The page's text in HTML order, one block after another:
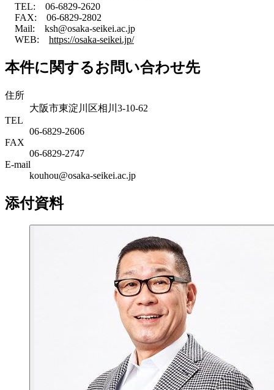
TEL: 06-6829-2620
FAX: 06-6829-2802
Mail: ksh@osaka-seikei.ac.jp
WEB: https://osaka-seikei.jp/
本件に関するお問い合わせ先
住所
大阪市東淀川区相川3-10-62
TEL
06-6829-2606
FAX
06-6829-2747
E-mail
kouhou@osaka-seikei.ac.jp
添付資料